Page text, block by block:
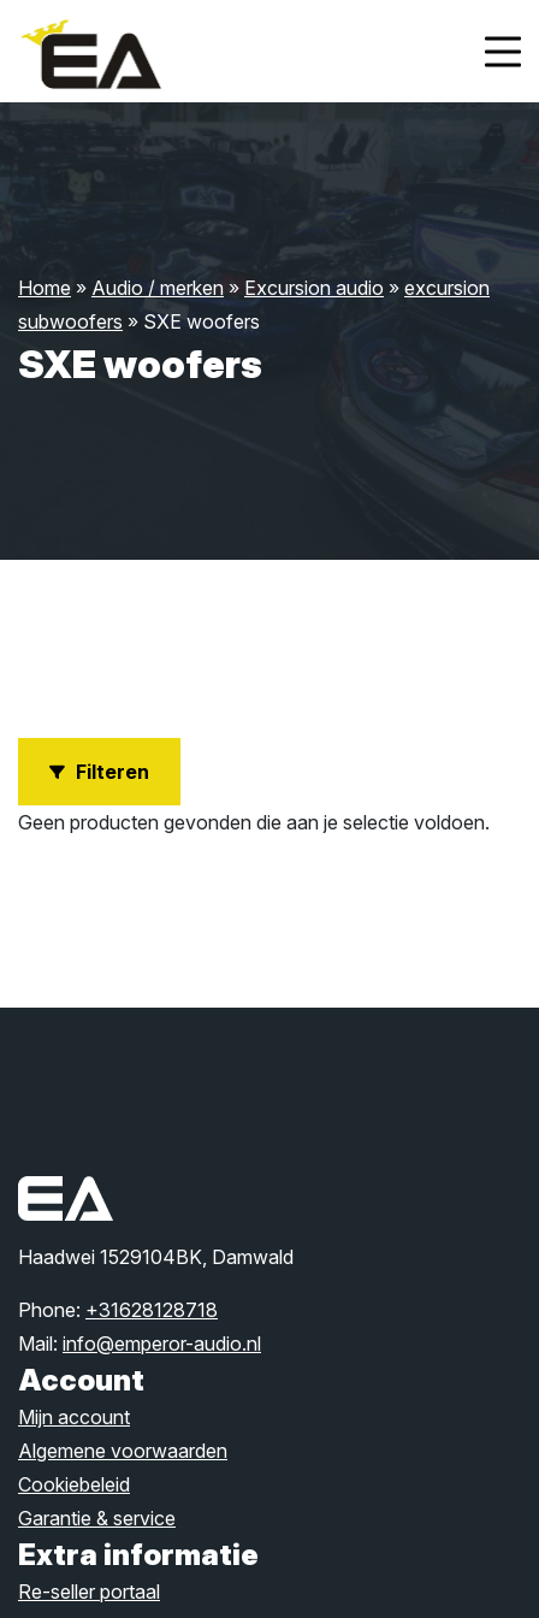
Home » Audio / merken » Excursion audio » excursion
subwoofers » SXE woofers
SXE woofers
Filteren
Geen producten gevonden die aan je selectie voldoen.
Haadwei 1529104BK, Damwald
Phone: +31628128718
Mail: info@emperor-audio.nl
Account
Mijn account
Algemene voorwaarden
Cookiebeleid
Garantie & service
Extra informatie
Re-seller portaal